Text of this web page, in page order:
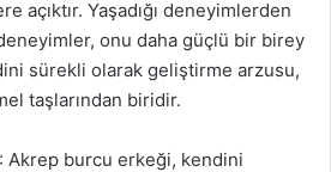
açıktır. Yaşadığı deneyimlerden
onu daha güçlü bir birey
sürekli olarak geliştirme arzusu,
taşlarından biridir.
burcu erkeği, kendini